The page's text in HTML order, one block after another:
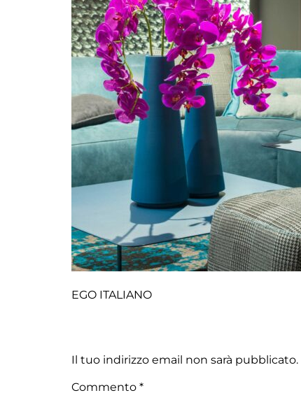
EGO ITALIANO
Il tuo indirizzo email non sarà pubblicato.
Commento *